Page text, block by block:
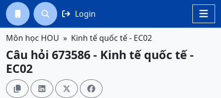

  Login
Môn học HOU Kinh tế quốc tế - EC02
Câu hỏi 673586 - Kinh tế quốc tế -
EC02
   